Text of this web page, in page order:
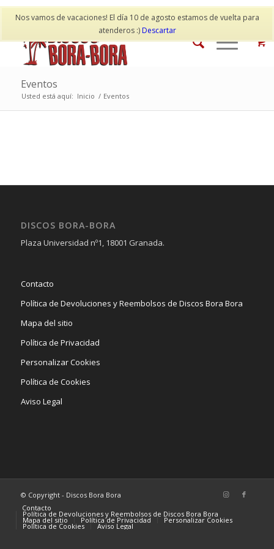
Nos vamos de vacaciones! El día 10 de agosto estamos de vuelta para
atenderos :)Descartar
Mi cuenta Contacto
Eventos
Usted está aquí: Inicio / Eventos
DISCOS BORA-BORA
Plaza Universidad nº1, 18001 Granada.
Contacto
Política de Devoluciones y Reembolsos de Discos Bora Bora
Mapa del sitio
Política de Privacidad
Personalizar Cookies
Política de Cookies
Aviso Legal
© Copyright - Discos Bora Bora
Contacto
Política de Devoluciones y Reembolsos de Discos Bora Bora
Mapa del sitio Política de Privacidad Personalizar Cookies
Política de Cookies Aviso Legal